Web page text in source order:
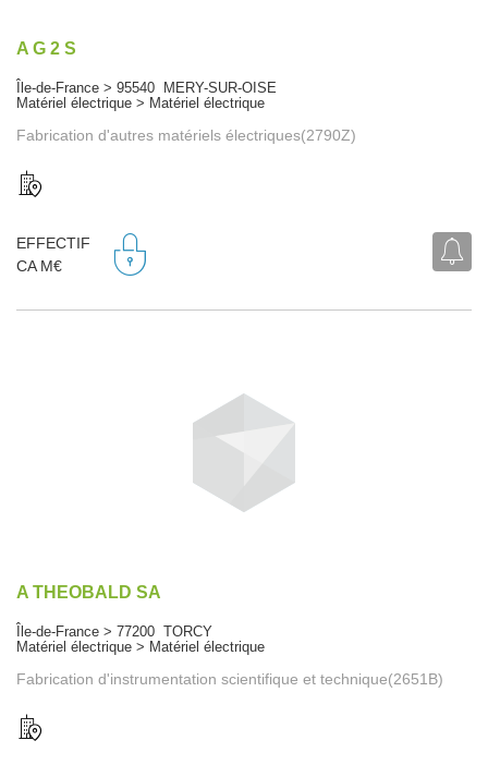
A G 2 S
Île-de-France > 95540 MERY-SUR-OISE
Matériel électrique > Matériel électrique
Fabrication d'autres matériels électriques(2790Z)
EFFECTIF
CA M€
A THEOBALD SA
Île-de-France > 77200 TORCY
Matériel électrique > Matériel électrique
Fabrication d'instrumentation scientifique et technique(2651B)